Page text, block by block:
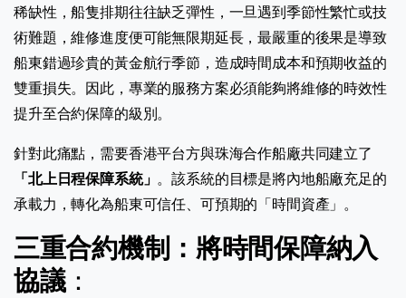
稀缺性，船隻排期往往缺乏彈性，一旦遇到季節性繁忙或技
術難題，維修進度便可能無限期延長，最嚴重的後果是導致
船東錯過珍貴的黃金航行季節，造成時間成本和預期收益的
雙重損失。因此，專業的服務方案必須能夠將維修的時效性
提升至合約保障的級別。
針對此痛點，需要香港平台方與珠海合作船廠共同建立了
「北上日程保障系統」 。該系統的目標是將內地船廠充足的
承載力，轉化為船東可信任、可預期的「時間資產」。
三重合約機制：將時間保障納入
協議：